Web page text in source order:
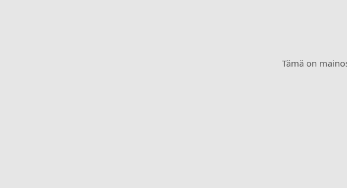
Tämä on